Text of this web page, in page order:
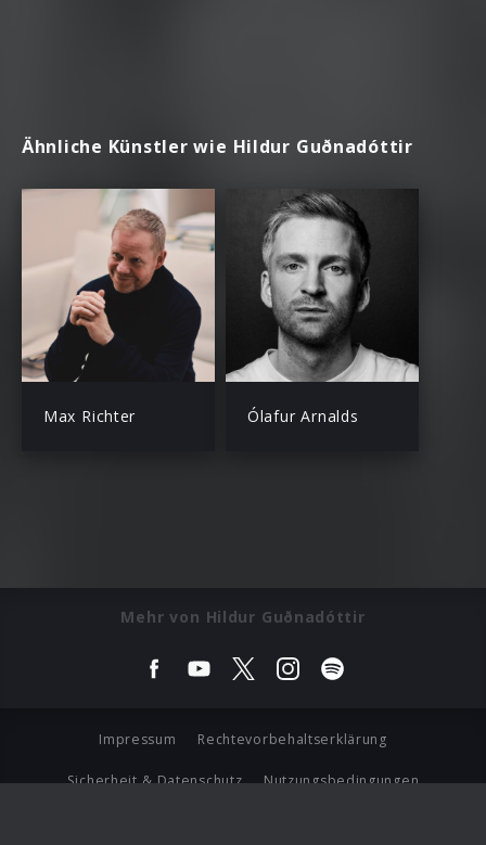
Ähnliche Künstler wie Hildur Guðnadóttir
Max Richter Ólafur Arnalds
Mehr von Hildur Guðnadóttir
Impressum Rechtevorbehaltserklärung
Sicherheit & Datenschutz Nutzungsbedingungen